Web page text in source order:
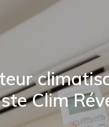
Clim